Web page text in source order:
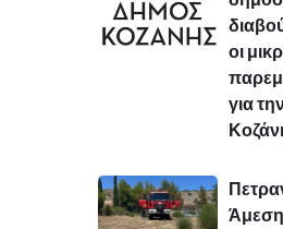
οι
για
Άμεση